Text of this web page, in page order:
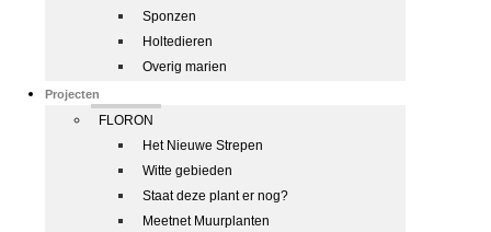
Sponzen
Holtedieren
Overig marien
Projecten
FLORON
Het Nieuwe Strepen
Witte gebieden
Staat deze plant er nog?
Meetnet Muurplanten